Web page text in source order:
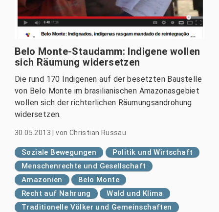
Belo Monte-Staudamm: Indigene wollen
sich Räumung widersetzen
Die rund 170 Indigenen auf der besetzten Baustelle
von Belo Monte im brasilianischen Amazonasgebiet
wollen sich der richterlichen Räumungsandrohung
widersetzen.
30.05.2013 |von Christian Russau
Soziale Bewegungen
Politik und Wirtschaft
Menschenrechte und Gesellschaft
Amazonien
Belo Monte
Recht auf Nahrung
Wald und Klima
Traditionelle Völker und Gemeinschaften